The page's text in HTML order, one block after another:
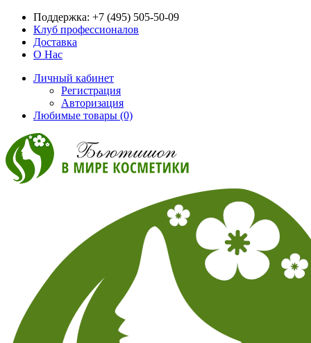
Поддержка: +7 (495) 505-50-09
Клуб профессионалов
Доставка
О Нас
Личный кабинет
Регистрация
Авторизация
Любимые товары (0)